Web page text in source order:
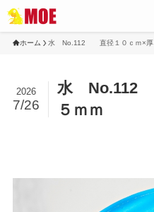
ホーム 水 No.112 直径１０ｃｍ×厚
水 No.112
５ｍｍ
2026
7/26